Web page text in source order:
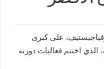
على كبرى
الذي اختتم فعاليات دورته